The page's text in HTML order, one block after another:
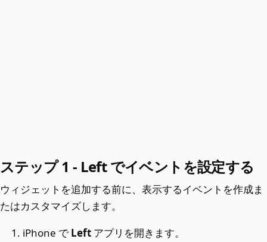
ステップ 1 - Left でイベントを設定する
ウィジェットを追加する前に、表示するイベントを作成ま
たはカスタマイズします。
iPhone で Left アプリを開きます。